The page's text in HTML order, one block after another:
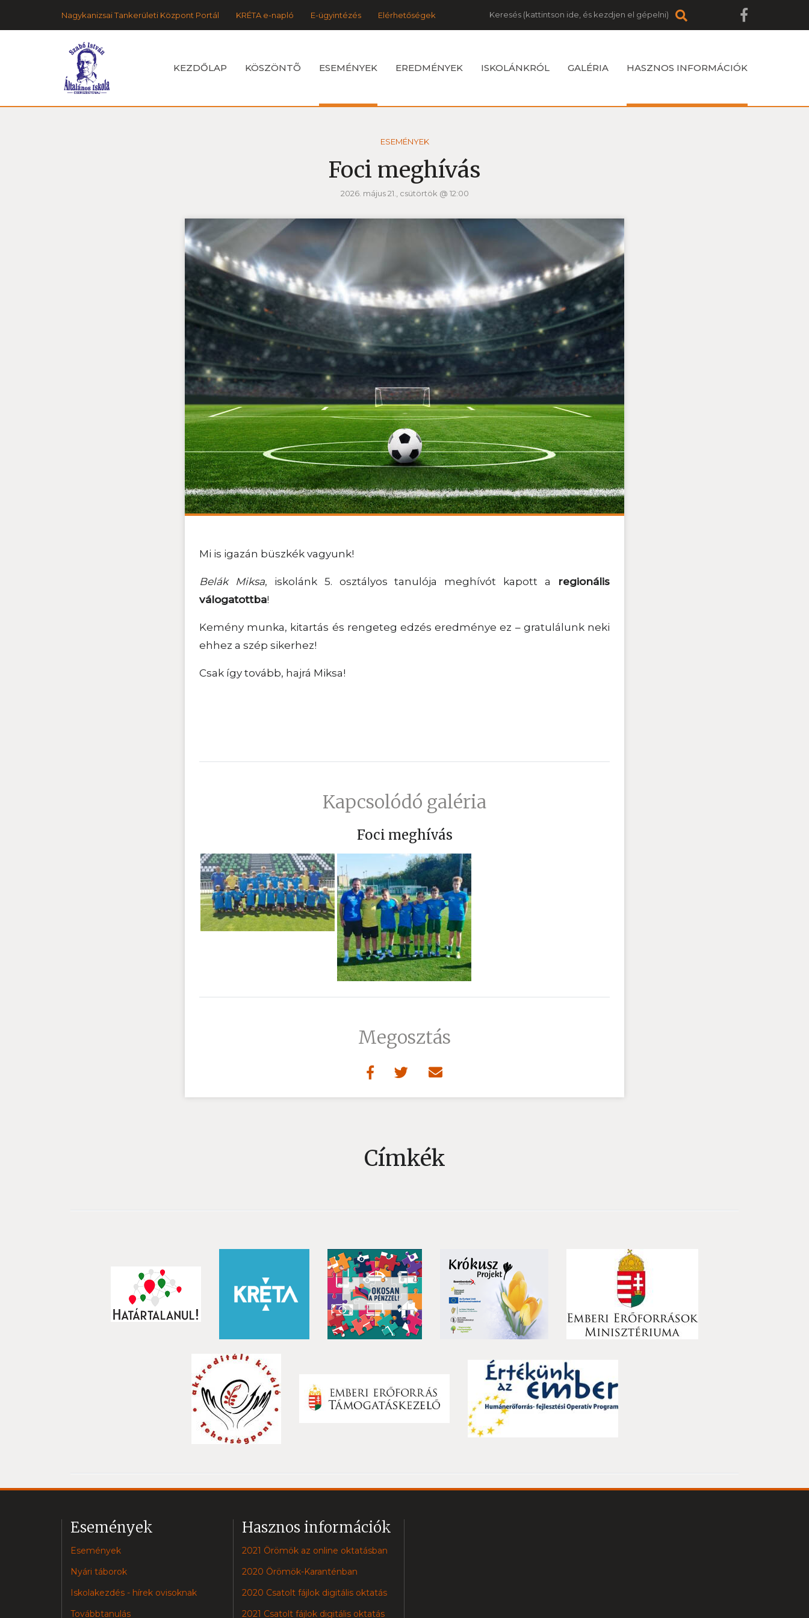
Nagykanizsai Tankerületi Központ Portál KRÉTA e-napló E-ügyintézés Elérhetőségek Keresés
KEZDŐLAP KÖSZÖNTÕ ESEMÉNYEK EREDMÉNYEK ISKOLÁNKRÓL GALÉRIA HASZNOS INFORMÁCIÓK
ESEMÉNYEK
Foci meghívás
2026. május 21., csütörtök @ 12:00
Mi is igazán büszkék vagyunk!
Belák Miksa, iskolánk 5. osztályos tanulója meghívót kapott a regionális
válogatottba!
Kemény munka, kitartás és rengeteg edzés eredménye ez – gratulálunk neki
ehhez a szép sikerhez!
Csak így tovább, hajrá Miksa!
Kapcsolódó galéria
Foci meghívás
Megosztás
Címkék
Események
Események
Nyári táborok
Iskolakezdés - hírek ovisoknak
Továbbtanulás
Hasznos információk
2021 Örömök az online oktatásban
2020 Örömök-Karanténban
2020 Csatolt fájlok digitális oktatás
2021 Csatolt fájlok digitális oktatás